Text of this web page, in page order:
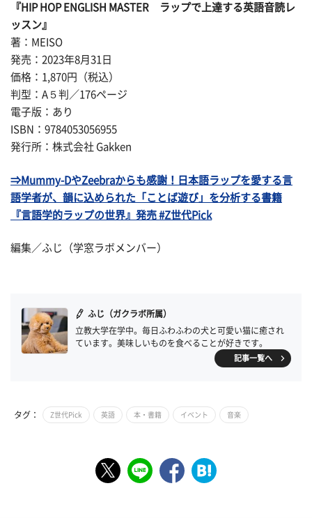
『HIP HOP ENGLISH MASTER ラップで上達する英語音読レ
ッスン』
著：MEISO
発売：2023年8月31日
価格：1,870円（税込）
判型：A５判／176ページ
電子版：あり
ISBN：9784053056955
発行所：株式会社 Gakken
⇒Mummy-DやZeebraからも感謝！日本語ラップを愛する言
語学者が、韻に込められた「ことば遊び」を分析する書籍
『言語学的ラップの世界』発売 #Z世代Pick
編集／ふじ（学窓ラボメンバー）
ふじ（ガクラボ所属）
立教大学在学中。毎日ふわふわの犬と可愛い猫に癒され
ています。美味しいものを食べることが好きです。
記事一覧へ
タグ： Z世代Pick 英語 本・書籍 イベント 音楽